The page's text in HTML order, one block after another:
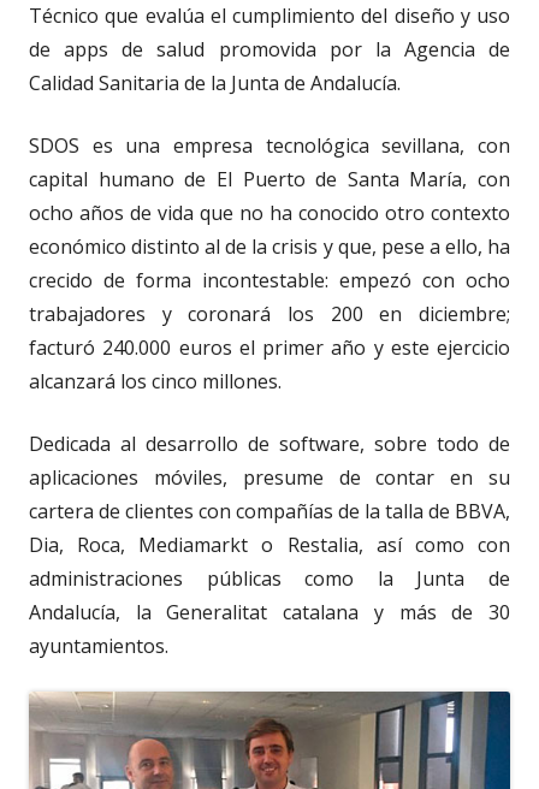
Técnico que evalúa el cumplimiento del diseño y uso
de apps de salud promovida por la Agencia de
Calidad Sanitaria de la Junta de Andalucía.
SDOS es una empresa tecnológica sevillana, con
capital humano de El Puerto de Santa María, con
ocho años de vida que no ha conocido otro contexto
económico distinto al de la crisis y que, pese a ello, ha
crecido de forma incontestable: empezó con ocho
trabajadores y coronará los 200 en diciembre;
facturó 240.000 euros el primer año y este ejercicio
alcanzará los cinco millones.
Dedicada al desarrollo de software, sobre todo de
aplicaciones móviles, presume de contar en su
cartera de clientes con compañías de la talla de BBVA,
Dia, Roca, Mediamarkt o Restalia, así como con
administraciones públicas como la Junta de
Andalucía, la Generalitat catalana y más de 30
ayuntamientos.